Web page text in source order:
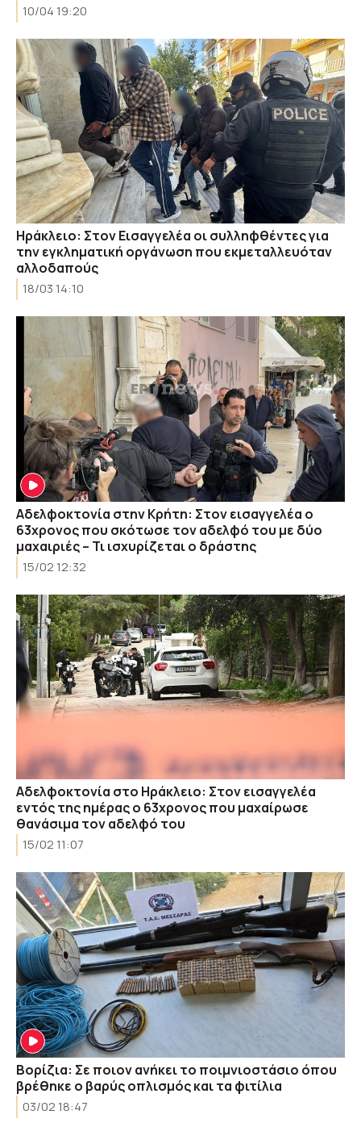
10/04 19:20
Ηράκλειο: Στον Εισαγγελέα οι συλληφθέντες για
την εγκληματική οργάνωση που εκμεταλλευόταν
αλλοδαπούς
18/03 14:10
Αδελφοκτονία στην Κρήτη: Στον εισαγγελέα ο
63χρονος που σκότωσε τον αδελφό του με δύο
μαχαιριές – Τι ισχυρίζεται ο δράστης
15/02 12:32
Αδελφοκτονία στο Ηράκλειο: Στον εισαγγελέα
εντός της ημέρας ο 63χρονος που μαχαίρωσε
θανάσιμα τον αδελφό του
15/02 11:07
Βορίζια: Σε ποιον ανήκει το ποιμνιοστάσιο όπου
βρέθηκε ο βαρύς οπλισμός και τα φιτίλια
03/02 18:47